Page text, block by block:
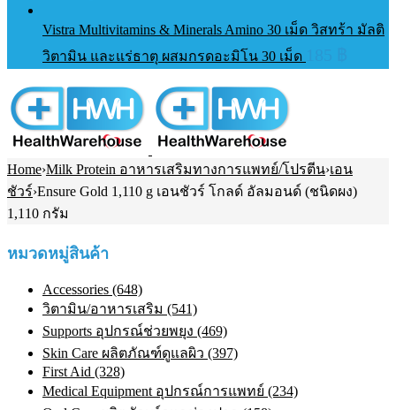
Vistra Multivitamins & Minerals Amino 30 เม็ด วิสทร้า มัลติ
วิตามิน และแร่ธาตุ ผสมกรดอะมิโน 30 เม็ด
Home›Milk Protein อาหารเสริมทางการแพทย์/โปรตีน›เอน
ชัวร์›Ensure Gold 1,110 g เอนชัวร์ โกลด์ อัลมอนด์ (ชนิดผง)
1,110 กรัม
หมวดหมู่สินค้า
Accessories (648)
วิตามิน/อาหารเสริม (541)
Supports อุปกรณ์ช่วยพยุง (469)
Skin Care ผลิตภัณฑ์ดูแลผิว (397)
First Aid (328)
Medical Equipment อุปกรณ์การแพทย์ (234)